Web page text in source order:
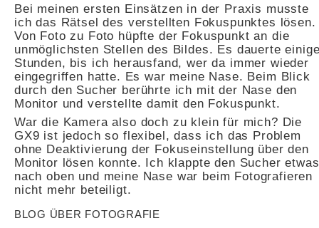
Bei meinen ersten Einsätzen in der Praxis musste
ich das Rätsel des verstellten Fokuspunktes lösen.
Von Foto zu Foto hüpfte der Fokuspunkt an die
unmöglichsten Stellen des Bildes. Es dauerte
Stunden, bis ich herausfand, wer da immer wieder
eingegriffen hatte. Es war meine Nase. Beim Blick
durch den Sucher berührte ich mit der Nase den
Monitor und verstellte damit den Fokuspunkt.
War die Kamera also doch zu klein für mich? Die
GX9 ist jedoch so flexibel, dass ich das Problem
ohne Deaktivierung der Fokuseinstellung über den
Monitor lösen konnte. Ich klappte den Sucher etwas
nach oben und meine Nase war beim Fotografieren
nicht mehr beteiligt.
BLOG ÜBER FOTOGRAFIE